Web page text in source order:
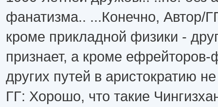
фанатизма.. ...Конечно, Aвтор/
кроме прикладной физики -
признает, а кроме
других путей в аристократию
ГГ: Хорошо, что такие